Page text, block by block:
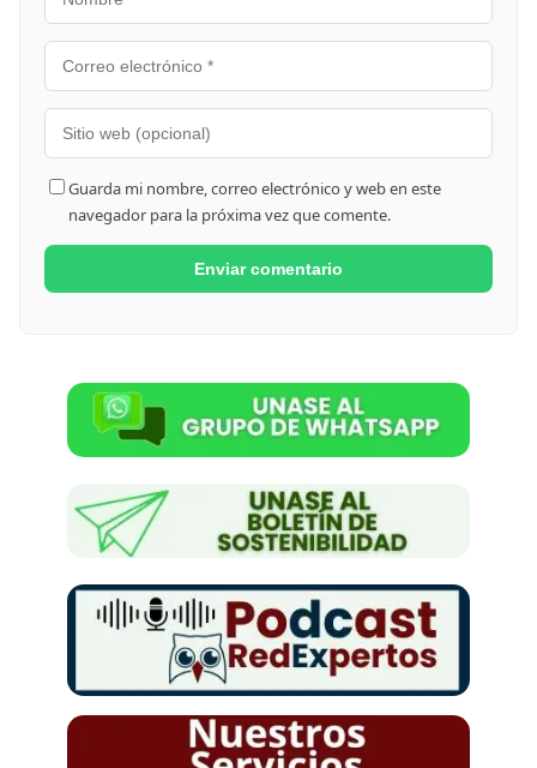
Guarda mi nombre, correo electrónico y web en este
navegador para la próxima vez que comente.